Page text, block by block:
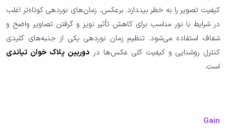
کیفیت تصویر را به خطر بیندازد. برعکس، زمان‌های نوردهی کوتاه‌تر اغلب
در شرایط با نور مناسب برای کاهش تأثیر نویز و گرفتن تصاویر واضح و
شفاف استفاده می‌شود. تنظیم زمان نوردهی یکی از جنبه‌های کلیدی
کنترل روشنایی و کیفیت کلی عکس‌ها در دوربین پلاک خوان تیاندی
است.
Gain